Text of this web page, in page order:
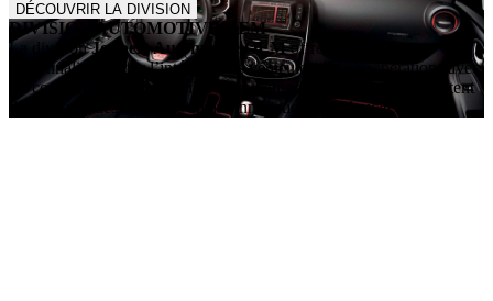
DÉCOUVRIR LA DIVISION
DIVISION AUTOMOTIVE OEM
La divisionJoubert Automotive OEMoffre des solutions
personnalisées pour l’intérieur des véhicules. Nos coopérations avec
les constructeurs automobiles et les équipementiers nous permettent
de proposer des solutions alliant innovation et technicité.